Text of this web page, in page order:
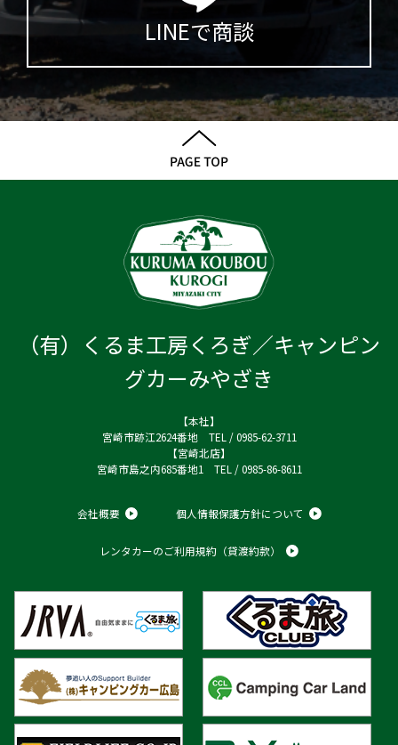
LINEで商談
（有）くるま工房くろぎ／キャンピン
グカーみやざき
【本社】
宮崎市跡江2624番地 TEL / 0985-62-3711
【宮崎北店】
宮崎市島之内685番地1 TEL / 0985-86-8611
会社概要 個人情報保護方針について
レンタカーのご利用規約（貸渡約款）